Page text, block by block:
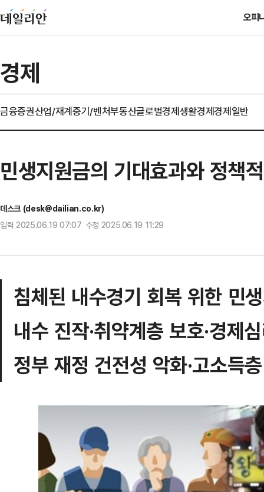
오피
경제
금융증권산업/재계중기/벤처부동산글로벌경제생활경제경제일반
민생지원금의 기대효과와 정책
데스크 (desk@dailian.co.kr)
입력 2025.06.19 07:07 수정 2025.06.19 11:29
침체된 내수경기 회복 위한 민
내수 진작·취약계층 보호·경제
정부 재정 건전성 악화·고소득